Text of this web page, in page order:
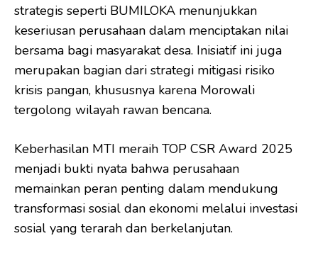
strategis seperti BUMILOKA menunjukkan
keseriusan perusahaan dalam menciptakan nilai
bersama bagi masyarakat desa. Inisiatif ini juga
merupakan bagian dari strategi mitigasi risiko
krisis pangan, khususnya karena Morowali
tergolong wilayah rawan bencana.
Keberhasilan MTI meraih TOP CSR Award 2025
menjadi bukti nyata bahwa perusahaan
memainkan peran penting dalam mendukung
transformasi sosial dan ekonomi melalui investasi
sosial yang terarah dan berkelanjutan.